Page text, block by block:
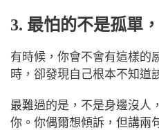
3. 最怕的不是孤單
有時候，你會不會有這樣的
時，卻發現自己根本不知道
最難過的是，不是身邊沒人
你。你偶爾想傾訴，但講兩